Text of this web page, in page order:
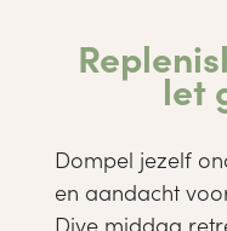
let
Dompel jezelf
en aandacht
Dive middag